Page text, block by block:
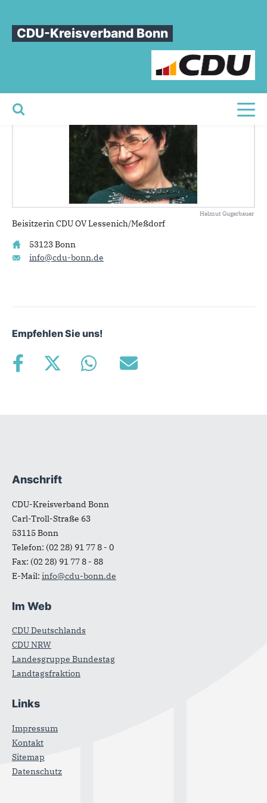
CDU-Kreisverband Bonn
Sie sind hier
Prof.Dr.MargitHaider-Dechant
Helmut Gugerbauer
Beisitzerin CDU OV Lessenich/Meßdorf
53123 Bonn
info@cdu-bonn.de
Empfehlen Sie uns!
Fußbereich
Anschrift
CDU-Kreisverband Bonn
Carl-Troll-Straße 63
53115Bonn
Telefon: (02 28) 91 77 8 - 0
Fax: (02 28) 91 77 8 - 88
E-Mail: info@cdu-bonn.de
Im Web
CDU Deutschlands
CDU NRW
Landesgruppe Bundestag
Landtagsfraktion
Links
Impressum
Kontakt
Sitemap
Datenschutz